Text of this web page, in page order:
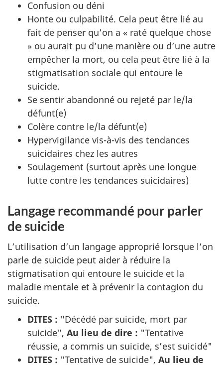
Confusion ou déni
Honte ou culpabilité. Cela peut être lié au
fait de penser qu’on a « raté quelque chose
» ou aurait pu d’une manière ou d’une autre
empêcher la mort, ou cela peut être lié à la
stigmatisation sociale qui entoure le
suicide.
Se sentir abandonné ou rejeté par le/la
défunt(e)
Colère contre le/la défunt(e)
Hypervigilance vis-à-vis des tendances
suicidaires chez les autres
Soulagement (surtout après une longue
lutte contre les tendances suicidaires)
Langage recommandé pour parler
de suicide
L’utilisation d’un langage approprié lorsque l’on
parle de suicide peut aider à réduire la
stigmatisation qui entoure le suicide et la
maladie mentale et à prévenir la contagion du
suicide.
DITES : "Décédé par suicide, mort par
suicide", Au lieu de dire : "Tentative
réussie, a commis un suicide, s’est suicidé"
DITES : "Tentative de suicide", Au lieu de